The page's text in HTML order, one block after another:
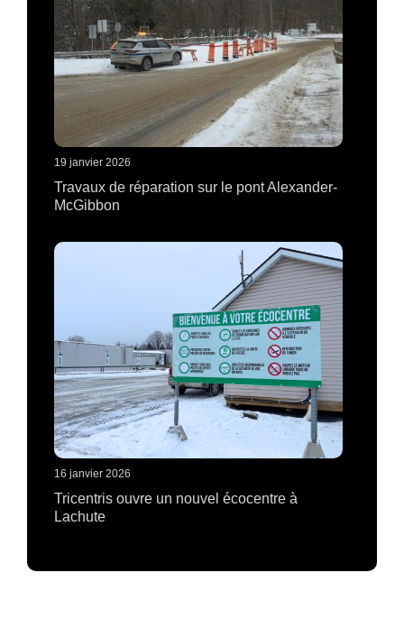
19 janvier 2026
Travaux de réparation sur le pont Alexander-
McGibbon
16 janvier 2026
Tricentris ouvre un nouvel écocentre à
Lachute